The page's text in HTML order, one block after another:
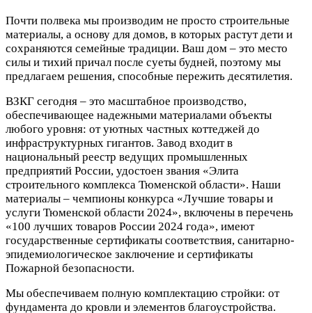
Почти полвека мы производим не просто строительные
материалы, а основу для домов, в которых растут дети и
сохраняются семейные традиции. Ваш дом – это место
силы и тихий причал после суеты будней, поэтому мы
предлагаем решения, способные пережить десятилетия.
ВЗКГ сегодня – это масштабное производство,
обеспечивающее надежными материалами объекты
любого уровня: от уютных частных коттеджей до
инфраструктурных гигантов. Завод входит в
национальный реестр ведущих промышленных
предприятий России, удостоен звания «Элита
строительного комплекса Тюменской области». Наши
материалы – чемпионы конкурса «Лучшие товары и
услуги Тюменской области 2024», включены в перечень
«100 лучших товаров России 2024 года», имеют
государственные сертификаты соответствия, санитарно-
эпидемиологическое заключение и сертификаты
Пожарной безопасности.
Мы обеспечиваем полную комплектацию стройки: от
фундамента до кровли и элементов благоустройства.